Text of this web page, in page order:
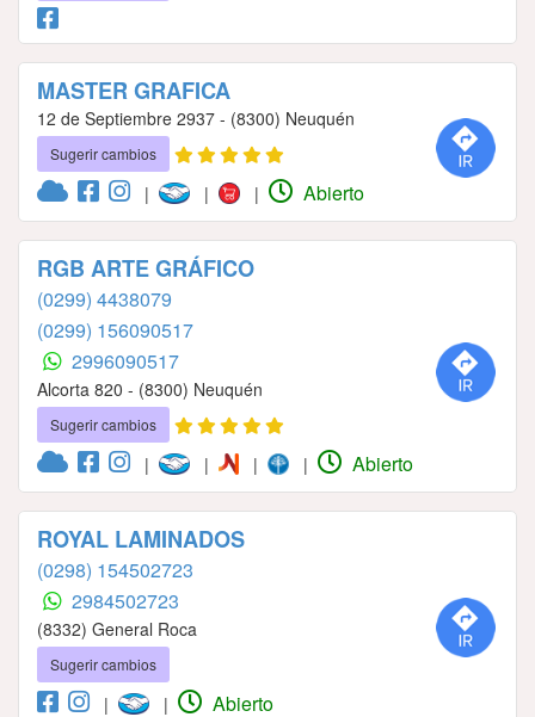
MASTER GRAFICA
12 de Septiembre 2937 - (8300) Neuquén
Sugerir cambios
| | | Abierto
RGB ARTE GRÁFICO
(0299) 4438079
(0299) 156090517
2996090517
Alcorta 820 - (8300) Neuquén
Sugerir cambios
| | | | Abierto
ROYAL LAMINADOS
(0298) 154502723
2984502723
(8332) General Roca
Sugerir cambios
| | Abierto